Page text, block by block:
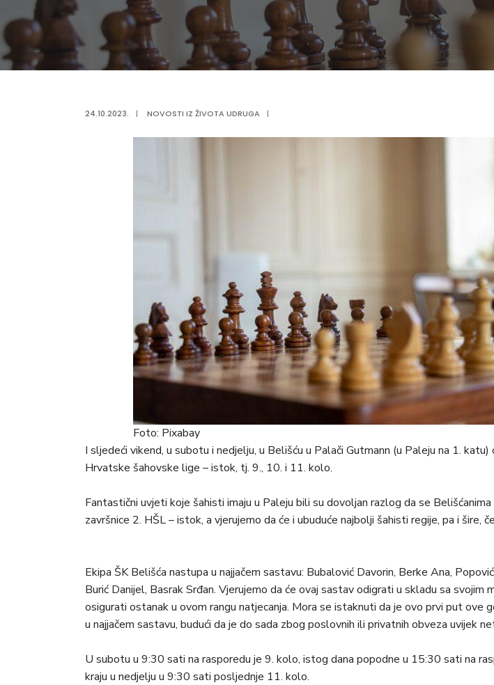
24.10.2023. | NOVOSTI IZ ŽIVOTA UDRUGA |
Foto: Pixabay
I sljedeći vikend, u subotu i nedjelju, u Belišću u Palači Gutmann (u Paleju na 1. katu)
Hrvatske šahovske lige – istok, tj. 9., 10. i 11. kolo.
Fantastični uvjeti koje šahisti imaju u Paleju bili su dovoljan razlog da se Belišćanima
završnice 2. HŠL – istok, a vjerujemo da će i ubuduće najbolji šahisti regije, pa i šire,
Ekipa ŠK Belišća nastupa u najjačem sastavu: Bubalović Davorin, Berke Ana,
Burić Danijel, Basrak Srđan. Vjerujemo da će ovaj sastav odigrati u skladu sa svojim
osigurati ostanak u ovom rangu natjecanja. Mora se istaknuti da je ovo prvi put ove
u najjačem sastavu, budući da je do sada zbog poslovnih ili privatnih obveza uvijek
U subotu u 9:30 sati na rasporedu je 9. kolo, istog dana popodne u 15:30 sati na
kraju u nedjelju u 9:30 sati posljednje 11. kolo.